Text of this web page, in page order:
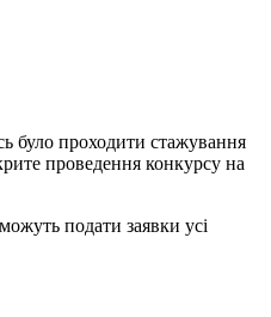
було проходити стажування
проведення конкурсу на
подати заявки усі